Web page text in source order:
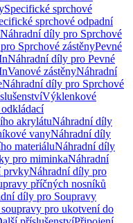
Specifické sprchové
sprchové odpadní
Náhradní díly pro Sprchové
Sprchové zástěnyPevné
Náhradní díly pro Pevné
Vanové zástěnyNáhradní
Náhradní díly pro Sprchové
Výklenkové
akrylátuNáhradní díly
vanyNáhradní díly
materiáluNáhradní díly
pro miminkaNáhradní
prvkyNáhradní díly pro
příčných nosníků
díly pro Soupravy
pro ukotvení do